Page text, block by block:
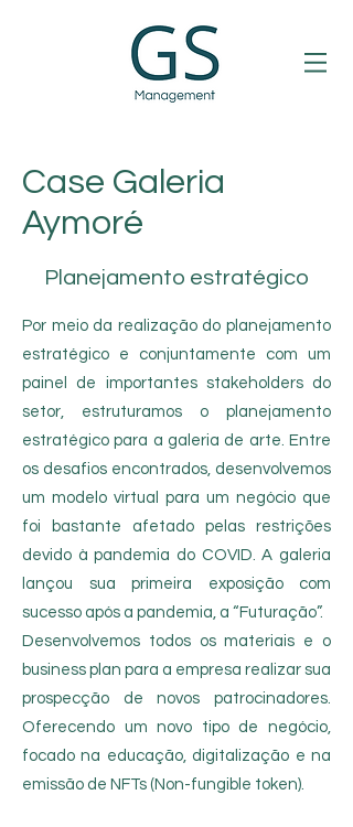
Case Galeria
Aymoré
Planejamento estratégico
Por meio da realização do planejamento
estratégico e conjuntamente com um
painel de importantes stakeholders do
setor, estruturamos o planejamento
estratégico para a galeria de arte. Entre
os desafios encontrados, desenvolvemos
um modelo virtual para um negócio que
foi bastante afetado pelas restrições
devido à pandemia do COVID. A galeria
lançou sua primeira exposição com
sucesso após a pandemia, a “Futuração”.
Desenvolvemos todos os materiais e o
business plan para a empresa realizar sua
prospecção de novos patrocinadores.
Oferecendo um novo tipo de negócio,
focado na educação, digitalização e na
emissão de NFTs (Non-fungible token).